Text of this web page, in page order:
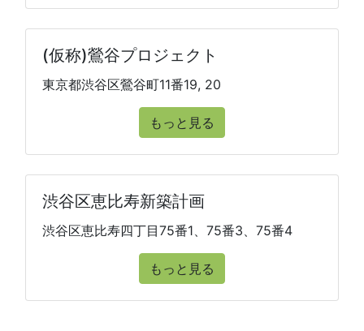
(仮称)鶯谷プロジェクト
東京都渋谷区鶯谷町11番19, 20
もっと見る
渋谷区恵比寿新築計画
渋谷区恵比寿四丁目75番1、75番3、75番4
もっと見る